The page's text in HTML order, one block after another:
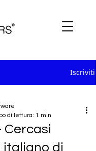
Iscriviti
Cercasi
di
di lettura: 1 min